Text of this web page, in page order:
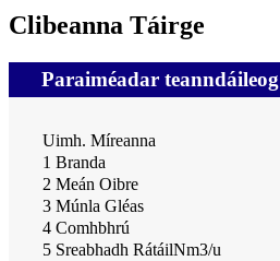
Clibeanna Táirge
Paraiméadar teanndáileog
Uimh. Míreanna
1 Branda
2 Meán Oibre
3 Múnla Gléas
4 Comhbhrú
5 Sreabhadh RátáilNm3/u